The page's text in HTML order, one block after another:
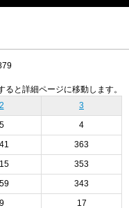
と詳細ページに移動します。
2 3
5 4
363
353
343
9 17